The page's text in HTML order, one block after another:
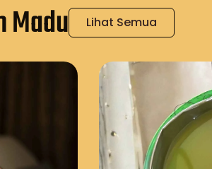
Madu Lihat Semua